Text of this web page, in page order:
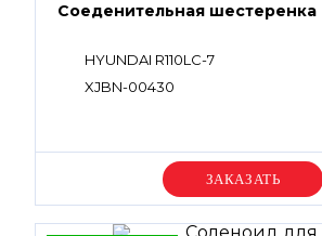
Соеденительная шестеренка
HYUNDAI R110LC-7
XJBN-00430
Уточняйте цену